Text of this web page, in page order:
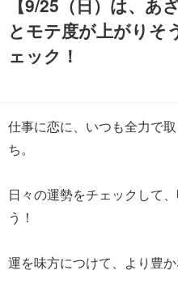
とモテ度が上がりそ
ェック！
仕事に恋に、いつも全力で
ち。
日々の運勢をチェックして
う！
運を味方につけて、より豊か